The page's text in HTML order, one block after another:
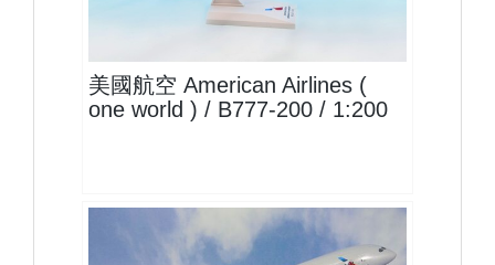
美國航空 American Airlines (
one world ) / B777-200 / 1:200